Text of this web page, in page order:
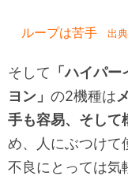
ループは苦手出典
そして 「ハイパ
ヨン」 の2機種は
手も容易、そして
め、人にぶつけて
不良にとっては気